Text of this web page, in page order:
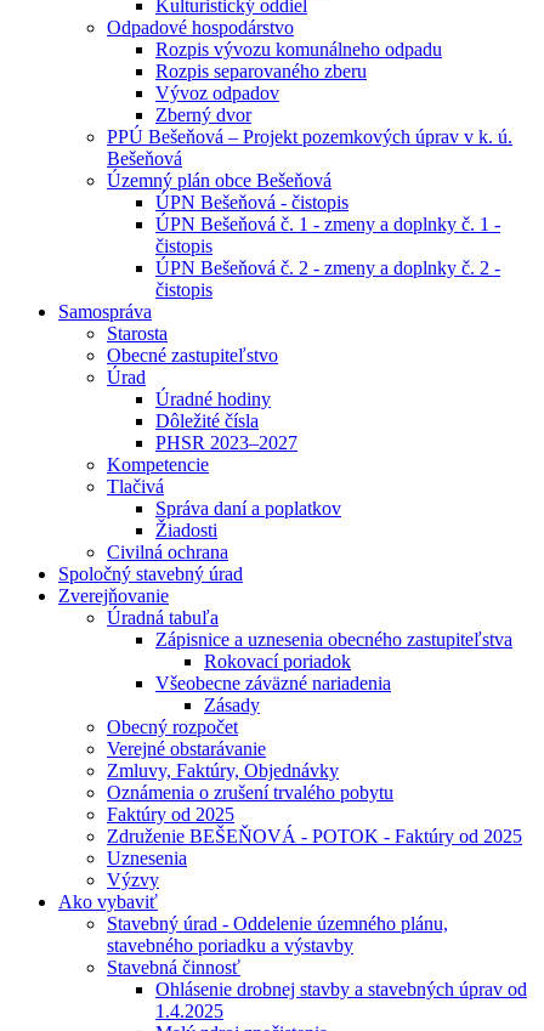
Kulturistický oddiel
Odpadové hospodárstvo
Rozpis vývozu komunálneho odpadu
Rozpis separovaného zberu
Vývoz odpadov
Zberný dvor
PPÚ Bešeňová – Projekt pozemkových úprav v k. ú.
Bešeňová
Územný plán obce Bešeňová
ÚPN Bešeňová - čistopis
ÚPN Bešeňová č. 1 - zmeny a doplnky č. 1 -
čistopis
ÚPN Bešeňová č. 2 - zmeny a doplnky č. 2 -
čistopis
Samospráva
Starosta
Obecné zastupiteľstvo
Úrad
Úradné hodiny
Dôležité čísla
PHSR 2023–2027
Kompetencie
Tlačivá
Správa daní a poplatkov
Žiadosti
Civilná ochrana
Spoločný stavebný úrad
Zverejňovanie
Úradná tabuľa
Zápisnice a uznesenia obecného zastupiteľstva
Rokovací poriadok
Všeobecne záväzné nariadenia
Zásady
Obecný rozpočet
Verejné obstarávanie
Zmluvy, Faktúry, Objednávky
Oznámenia o zrušení trvalého pobytu
Faktúry od 2025
Združenie BEŠEŇOVÁ - POTOK - Faktúry od 2025
Uznesenia
Výzvy
Ako vybaviť
Stavebný úrad - Oddelenie územného plánu,
stavebného poriadku a výstavby
Stavebná činnosť
Ohlásenie drobnej stavby a stavebných úprav od
1.4.2025